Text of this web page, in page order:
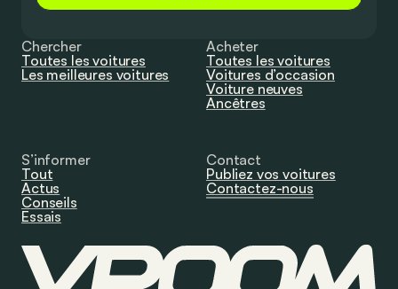
Chercher
Toutes les voitures
Les meilleures voitures
Acheter
Toutes les voitures
Voitures d’occasion
Voiture neuves
Ancêtres
S’informer
Tout
Actus
Conseils
Essais
Contact
Publiez vos voitures
Contactez-nous